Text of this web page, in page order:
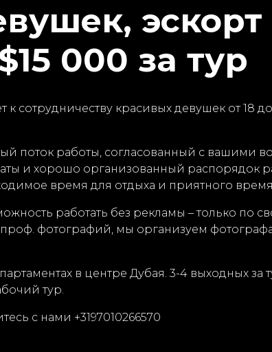
000 за тур
сотрудничеству красивых девушек от 18
поток работы, согласованный с вашими
и хорошо организованный распорядок
время для отдыха и приятного
работать без рекламы – только по
проф. фотографий, мы организуем
в центре Дубая. 3-4 выходных за
тур.
с нами +3197010266570